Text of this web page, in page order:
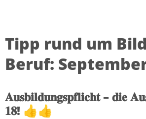
Tipp rund um
Beruf:
𝐀𝐮𝐬𝐛𝐢𝐥𝐝𝐮𝐧𝐠𝐬𝐩𝐟𝐥𝐢𝐜𝐡𝐭 – 𝐝𝐢𝐞
𝟏𝟖! 👍👍